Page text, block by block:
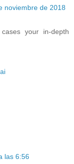
noviembre de 2018
your in-depth
las 6:56